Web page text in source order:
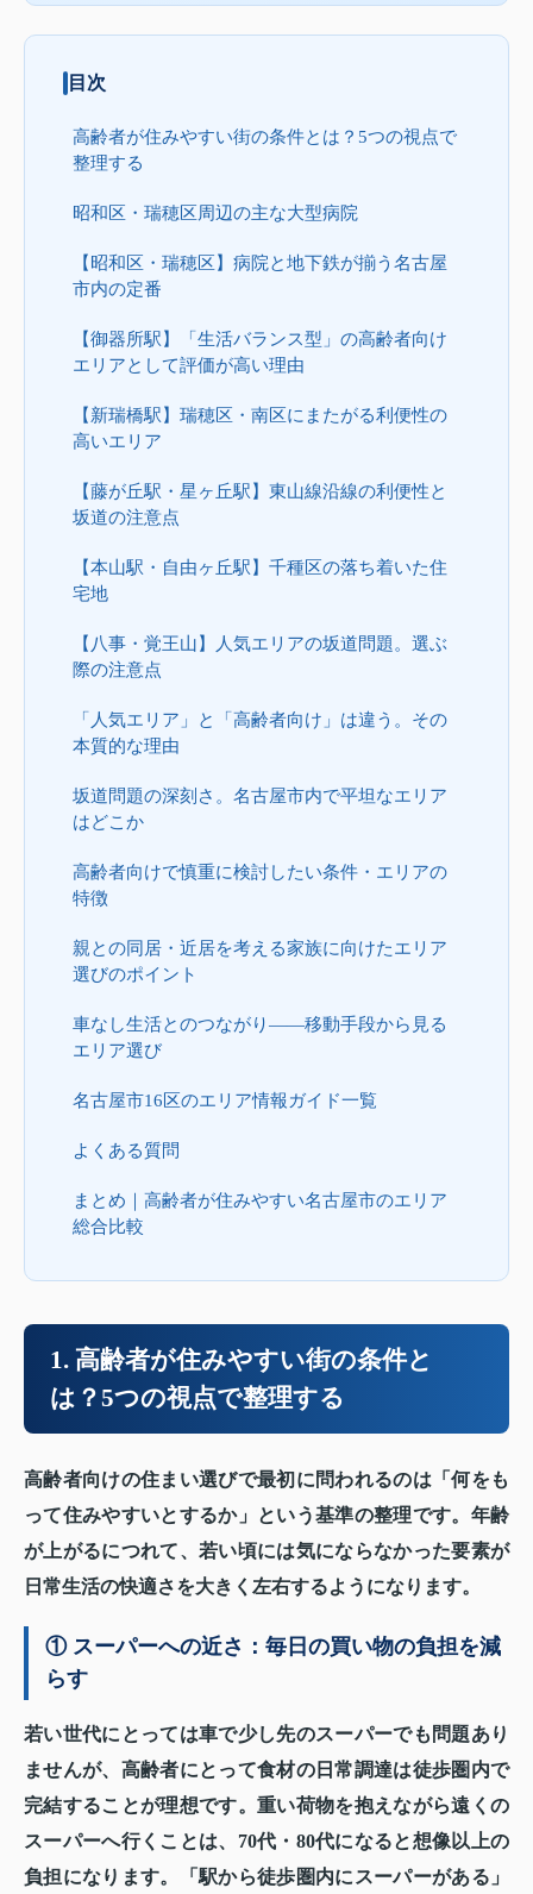
目次
高齢者が住みやすい街の条件とは？5つの視点で
整理する
昭和区・瑞穂区周辺の主な大型病院
【昭和区・瑞穂区】病院と地下鉄が揃う名古屋
市内の定番
【御器所駅】「生活バランス型」の高齢者向け
エリアとして評価が高い理由
【新瑞橋駅】瑞穂区・南区にまたがる利便性の
高いエリア
【藤が丘駅・星ヶ丘駅】東山線沿線の利便性と
坂道の注意点
【本山駅・自由ヶ丘駅】千種区の落ち着いた住
宅地
【八事・覚王山】人気エリアの坂道問題。選ぶ
際の注意点
「人気エリア」と「高齢者向け」は違う。その
本質的な理由
坂道問題の深刻さ。名古屋市内で平坦なエリア
はどこか
高齢者向けで慎重に検討したい条件・エリアの
特徴
親との同居・近居を考える家族に向けたエリア
選びのポイント
車なし生活とのつながり——移動手段から見る
エリア選び
名古屋市16区のエリア情報ガイド一覧
よくある質問
まとめ｜高齢者が住みやすい名古屋市のエリア
総合比較
1. 高齢者が住みやすい街の条件と
は？5つの視点で整理する
高齢者向けの住まい選びで最初に問われるのは「何をも
って住みやすいとするか」という基準の整理です。年齢
が上がるにつれて、若い頃には気にならなかった要素が
日常生活の快適さを大きく左右するようになります。
① スーパーへの近さ：毎日の買い物の負担を減
らす
若い世代にとっては車で少し先のスーパーでも問題あり
ませんが、高齢者にとって食材の日常調達は徒歩圏内で
完結することが理想です。重い荷物を抱えながら遠くの
スーパーへ行くことは、70代・80代になると想像以上の
負担になります。「駅から徒歩圏内にスーパーがある」